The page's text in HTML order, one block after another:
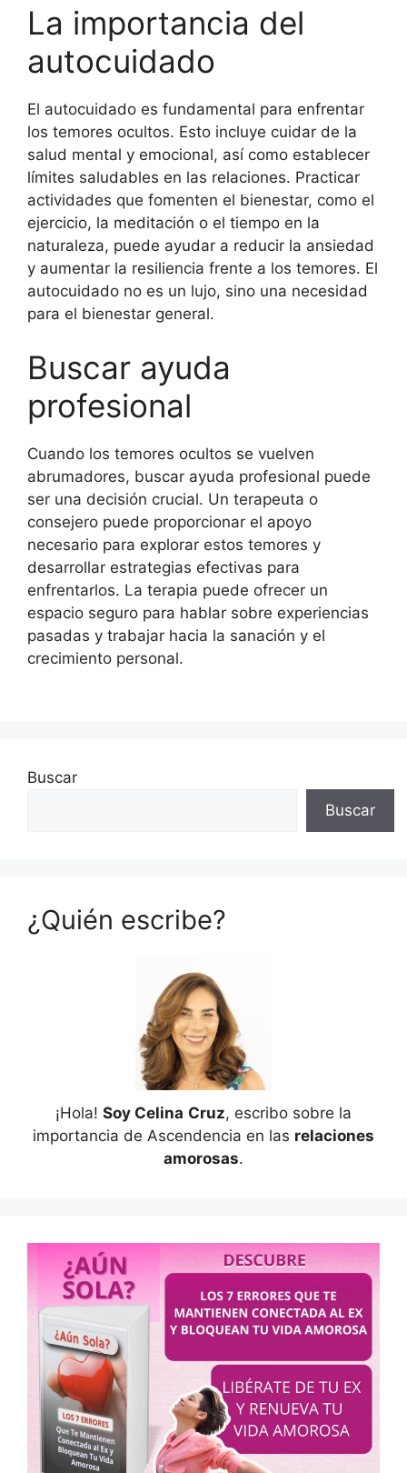
La importancia del
autocuidado
El autocuidado es fundamental para enfrentar
los temores ocultos. Esto incluye cuidar de la
salud mental y emocional, así como establecer
límites saludables en las relaciones. Practicar
actividades que fomenten el bienestar, como el
ejercicio, la meditación o el tiempo en la
naturaleza, puede ayudar a reducir la ansiedad
y aumentar la resiliencia frente a los temores. El
autocuidado no es un lujo, sino una necesidad
para el bienestar general.
Buscar ayuda
profesional
Cuando los temores ocultos se vuelven
abrumadores, buscar ayuda profesional puede
ser una decisión crucial. Un terapeuta o
consejero puede proporcionar el apoyo
necesario para explorar estos temores y
desarrollar estrategias efectivas para
enfrentarlos. La terapia puede ofrecer un
espacio seguro para hablar sobre experiencias
pasadas y trabajar hacia la sanación y el
crecimiento personal.
Buscar
Buscar
¿Quién escribe?
¡Hola! Soy Celina Cruz, escribo sobre la
importancia de Ascendencia en las relaciones
amorosas.